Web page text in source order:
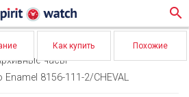
search
Как купить Похожие
часы
8156-111-2/CHEVAL